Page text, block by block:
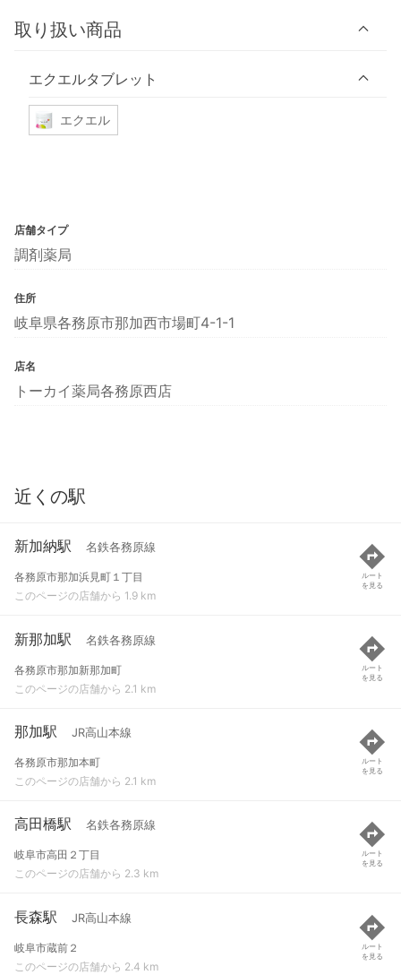
取り扱い商品
エクエルタブレット
エクエル
店舗タイプ
調剤薬局
住所
岐阜県各務原市那加西市場町4-1-1
店名
トーカイ薬局各務原西店
近くの駅
新加納駅 名鉄各務原線
各務原市那加浜見町１丁目
このページの店舗から 1.9 km
ルート
を見る
新那加駅 名鉄各務原線
各務原市那加新那加町
このページの店舗から 2.1 km
ルート
を見る
那加駅 JR高山本線
各務原市那加本町
このページの店舗から 2.1 km
ルート
を見る
高田橋駅 名鉄各務原線
岐阜市高田２丁目
このページの店舗から 2.3 km
ルート
を見る
長森駅 JR高山本線
岐阜市蔵前２
このページの店舗から 2.4 km
ルート
を見る